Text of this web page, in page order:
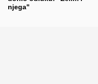
njega"